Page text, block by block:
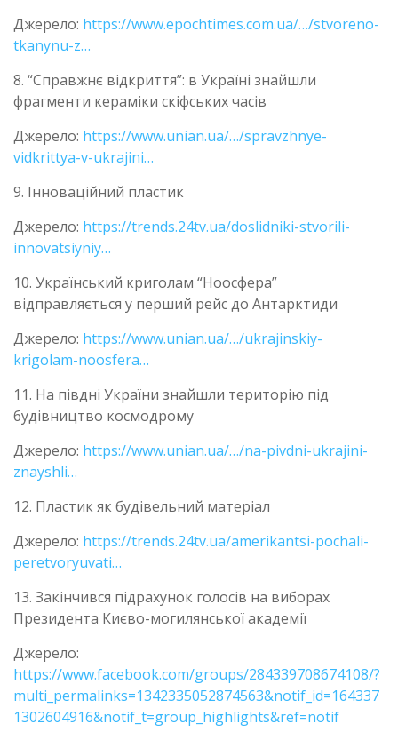
Джерело: https://www.epochtimes.com.ua/…/stvoreno-
tkanynu-z…
8. “Справжнє відкриття”: в Україні знайшли
фрагменти кераміки скіфських часів
Джерело: https://www.unian.ua/…/spravzhnye-
vidkrittya-v-ukrajini…
9. Інноваційний пластик
Джерело: https://trends.24tv.ua/doslidniki-stvorili-
innovatsiyniy…
10. Український криголам “Ноосфера”
відправляється у перший рейс до Антарктиди
Джерело: https://www.unian.ua/…/ukrajinskiy-
krigolam-noosfera…
11. На півдні України знайшли територію під
будівництво космодрому
Джерело: https://www.unian.ua/…/na-pivdni-ukrajini-
znayshli…
12. Пластик як будівельний матеріал
Джерело: https://trends.24tv.ua/amerikantsi-pochali-
peretvoryuvati…
13. Закінчився підрахунок голосів на виборах
Президента Києво-могилянської академії
Джерело:
https://www.facebook.com/groups/284339708674108/?
multi_permalinks=1342335052874563&notif_id=164337
1302604916&notif_t=group_highlights&ref=notif